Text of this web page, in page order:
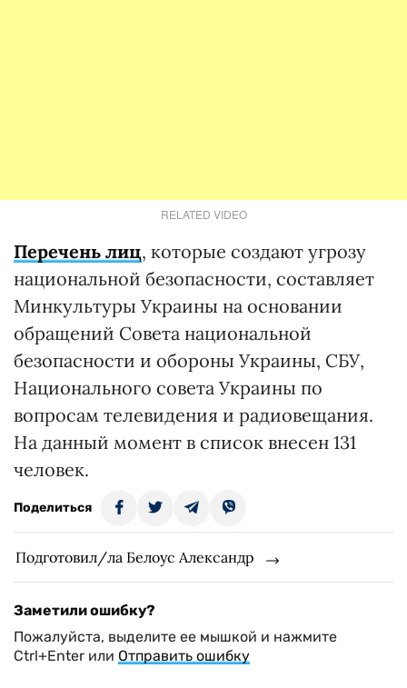
RELATED VIDEO
Перечень лиц, которые создают угрозу
национальной безопасности, составляет
Минкультуры Украины на основании
обращений Совета национальной
безопасности и обороны Украины, СБУ,
Национального совета Украины по
вопросам телевидения и радиовещания.
На данный момент в список внесен 131
человек.
Поделиться
Подготовил/ла Белоус Александр
Заметили ошибку?
Пожалуйста, выделите ее мышкой и нажмите
Ctrl+Enter или Отправить ошибку